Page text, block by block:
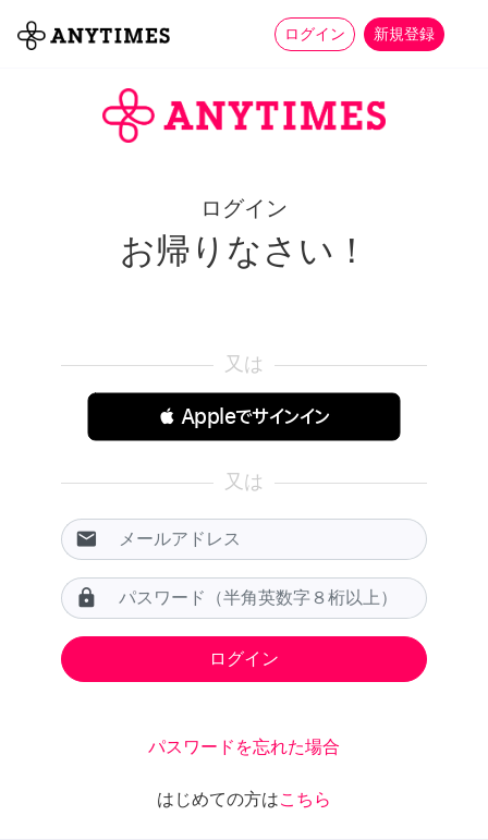
ログイン 新規登録
全て 家事 more_horiz
ログイン
お帰りなさい！
又は
 Appleでサインイン
又は
email
lock
パスワードを忘れた場合
はじめての方はこちら